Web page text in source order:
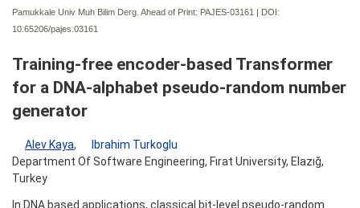
Pamukkale Univ Muh Bilim Derg. Ahead of Print: PAJES-03161 | DOI:
10.65206/pajes.03161
Training-free encoder-based Transformer
for a DNA-alphabet pseudo-random number
generator
Alev Kaya,
Ibrahim Turkoglu
Department Of Software Engineering, Fırat University, Elazığ,
Turkey
In DNA based applications, classical bit-level pseudo-random